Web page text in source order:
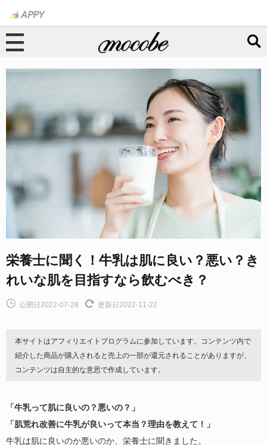
栄養士に聞く！牛乳は肌に良い？悪い？き
れいな肌を目指すなら飲むべき？
公開日2022-07-28 更新日2022-11-22
本サイトはアフィリエイトプログラムに参加しています。コンテンツ内で
紹介した商品が購入されると売上の一部が還元されることがありますが、
コンテンツは自主的な意思で作成しています。
「牛乳って肌に良いの？悪いの？」
「肌荒れ改善に牛乳が良いって本当？理由を教えて！」
牛乳は肌に良いのか悪いのか、栄養士に聞きました。